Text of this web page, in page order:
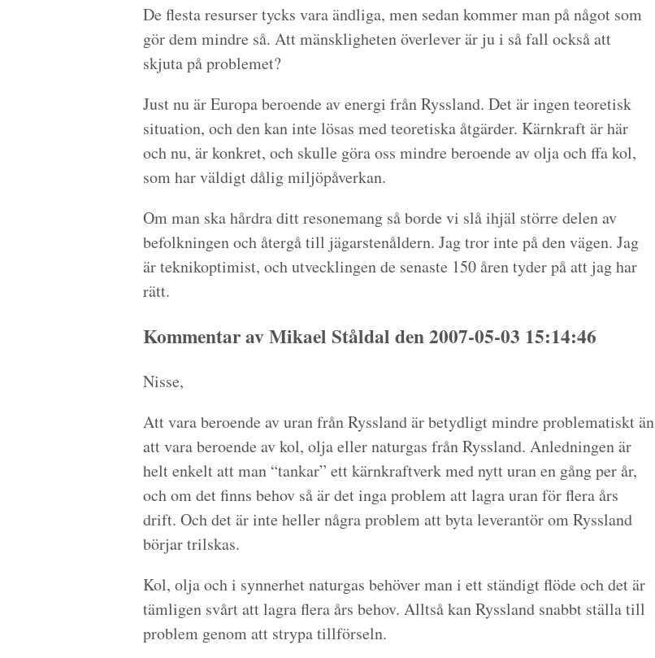
De flesta resurser tycks vara ändliga, men sedan kommer man på något som
gör dem mindre så. Att mänskligheten överlever är ju i så fall också att
skjuta på problemet?
Just nu är Europa beroende av energi från Ryssland. Det är ingen teoretisk
situation, och den kan inte lösas med teoretiska åtgärder. Kärnkraft är här
och nu, är konkret, och skulle göra oss mindre beroende av olja och ffa kol,
som har väldigt dålig miljöpåverkan.
Om man ska hårdra ditt resonemang så borde vi slå ihjäl större delen av
befolkningen och återgå till jägarstenåldern. Jag tror inte på den vägen. Jag
är teknikoptimist, och utvecklingen de senaste 150 åren tyder på att jag har
rätt.
Kommentar av Mikael Ståldal den 2007-05-03 15:14:46
Nisse,
Att vara beroende av uran från Ryssland är betydligt mindre problematiskt än
att vara beroende av kol, olja eller naturgas från Ryssland. Anledningen är
helt enkelt att man “tankar” ett kärnkraftverk med nytt uran en gång per år,
och om det finns behov så är det inga problem att lagra uran för flera års
drift. Och det är inte heller några problem att byta leverantör om Ryssland
börjar trilskas.
Kol, olja och i synnerhet naturgas behöver man i ett ständigt flöde och det är
tämligen svårt att lagra flera års behov. Alltså kan Ryssland snabbt ställa till
problem genom att strypa tillförseln.